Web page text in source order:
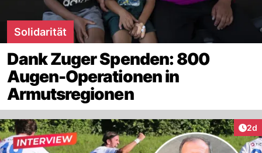
Solidarität
Dank Zuger Spenden: 800
Augen-Operationen in
Armutsregionen
2d